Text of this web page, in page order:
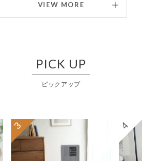
ラベル用品 ガーデン用品
VIEW MORE
PICK UP
ピックアップ
3 4